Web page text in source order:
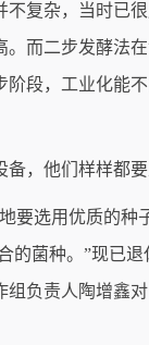
不复杂，当时已
。而二步发酵法
阶段，工业化能
备，他们样样都要
要选用优质的种
的菌种。”现已
负责人陶增鑫对